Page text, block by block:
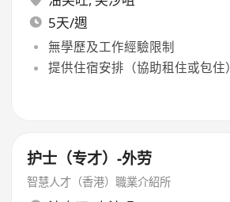
5天/週
無學歷及工作經驗限制
提供住宿安排（協助租住或包住）
护士（专才）-外劳
智慧人才（香港）職業介紹所